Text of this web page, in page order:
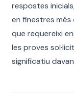
respostes
en finestres
que requereixi
les proves
significatiu